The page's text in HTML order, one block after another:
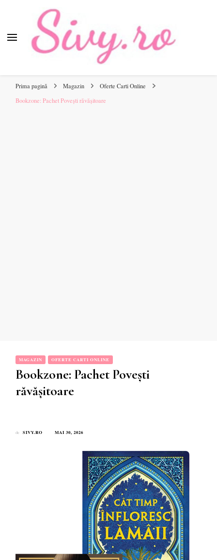
online pentru tine.
Prima pagină Magazin
Oferte Carti Online
Bookzone: Pachet Povești răvășitoare
MAGAZIN OFERTE CARTI ONLINE
Bookzone: Pachet Povești
răvășitoare
de SIVY.RO MAI 30, 2026